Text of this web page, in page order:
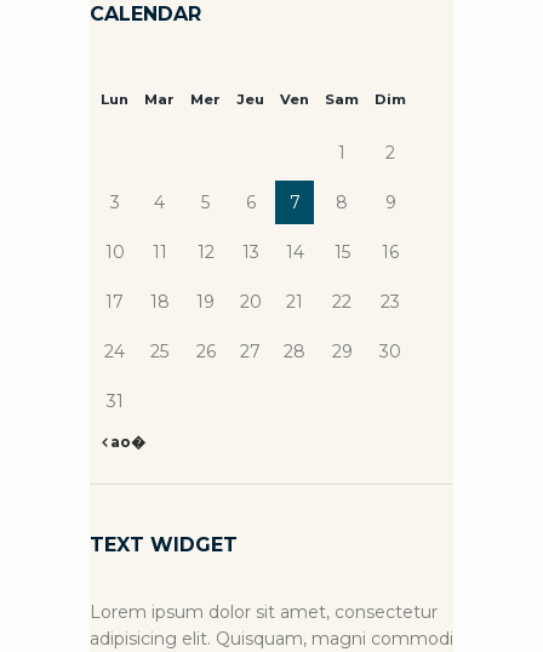
CALENDAR
Lun Mar Mer Jeu Ven Sam Dim
1 2
3 4 5 6 7 8 9
10 11 12 13 14 15 16
17 18 19 20 21 22 23
24 25 26 27 28 29 30
31
ao�
TEXT WIDGET
Lorem ipsum dolor sit amet, consectetur
adipisicing elit. Quisquam, magni commodi